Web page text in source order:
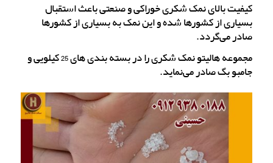
کیفیت بالای نمک شکری خوراکی و صنعتی باعث استقبال
بسیاری از کشورها شده و این نمک به بسیاری از کشورها
صادر می‌گردد.
مجموعه هالیتو نمک شکری را در بسته بندی های 25 کیلویی و
جامبو بگ صادر می‌نماید.